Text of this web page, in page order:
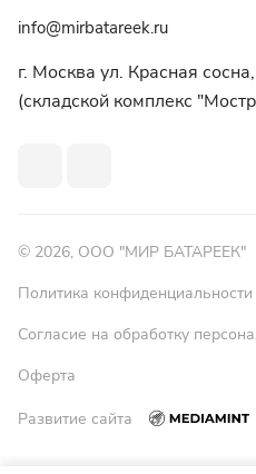
info@mirbatareek.ru
г. Москва ул. Красная
(складской комплекс
© 2026, ООО "МИР БАТАРЕЕК"
Политика конфиденциальности
Согласие на обработку
Оферта
Развитие сайта